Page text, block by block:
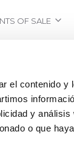
el contenido y
y análisis
o que
OF SALE